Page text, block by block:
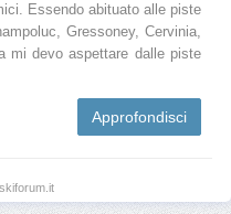
Essendo abituato alle piste
Gressoney, Cervinia,
mi devo aspettare dalle piste
Approfondisci